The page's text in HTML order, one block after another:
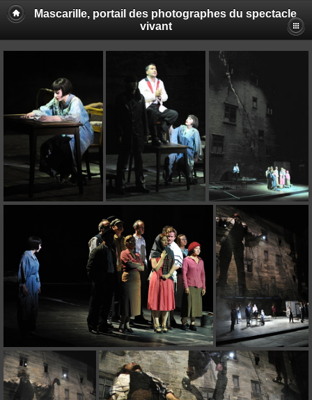
Mascarille, portail des photographes du spectacle
vivant